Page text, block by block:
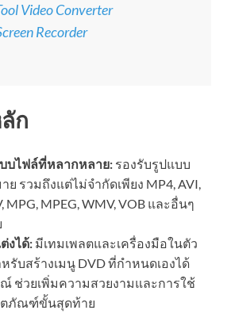
Video Converter
Recorder
ก
บไฟล์ที่หลากหลาย: รองรับรูปแบบ
ย รวมถึงแต่ไม่จำกัดเพียง MP4, AVI,
MPG, MPEG, WMV, VOB และอื่นๆ
งได้: มีเทมเพลตและเครื่องมือในตัว
รับสร้างเมนู DVD ที่กำหนดเองได้
ช่วยเพิ่มความสวยงามและการใช้
ตภัณฑ์ขั้นสุดท้าย